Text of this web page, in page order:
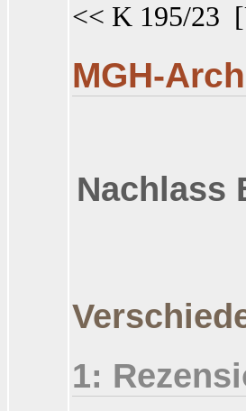
<< K 195/23 [
MGH-
Nachlass
1: